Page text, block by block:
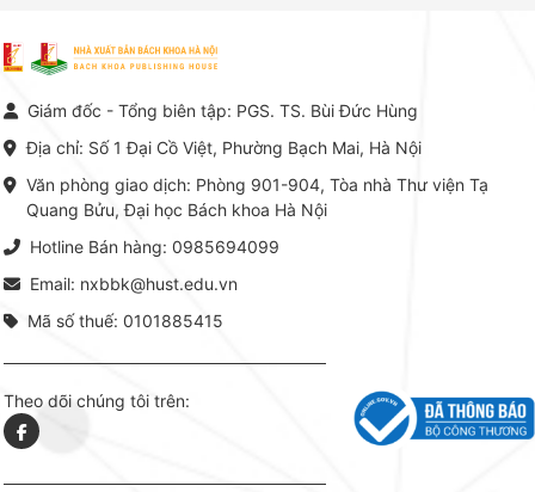
vực Hóa học phân tích tại Việt
Nam hiện nay. Bộ sách mang
đến một hệ thống tri thức hoàn
thuật thực hành -> Ứng dụng
khoa Hà Nội ấn hành cả hai
lý. Các
Giám đốc - Tổng biên tập: PGS. TS. Bùi Đức Hùng
Địa chỉ: Số 1 Đại Cồ Việt, Phường Bạch Mai, Hà Nội
Văn phòng giao dịch: Phòng 901-904, Tòa nhà Thư viện Tạ
Quang Bửu, Đại học Bách khoa Hà Nội
Hotline Bán hàng: 0985694099
Email: nxbbk@hust.edu.vn
Mã số thuế: 0101885415
Theo dõi chúng tôi trên: